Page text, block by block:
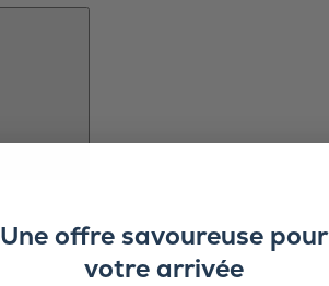
Une offre savoureuse pour
votre arrivée